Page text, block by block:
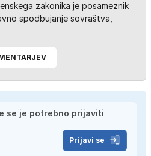
zakonika je posameznik
spodbujanje sovraštva,
Prijavi se